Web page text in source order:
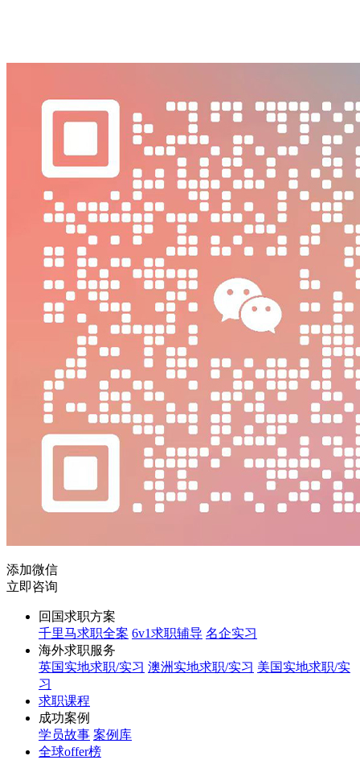
添加微信
立即咨询
回国求职方案
千里马求职全案 6v1求职辅导 名企实习
海外求职服务
英国实地求职/实习 澳洲实地求职/实习 美国实地求职/实
习
求职课程
成功案例
学员故事 案例库
全球offer榜